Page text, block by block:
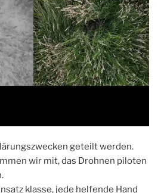
geteilt werden.
wir mit, das Drohnen piloten
klasse, jede helfende Hand